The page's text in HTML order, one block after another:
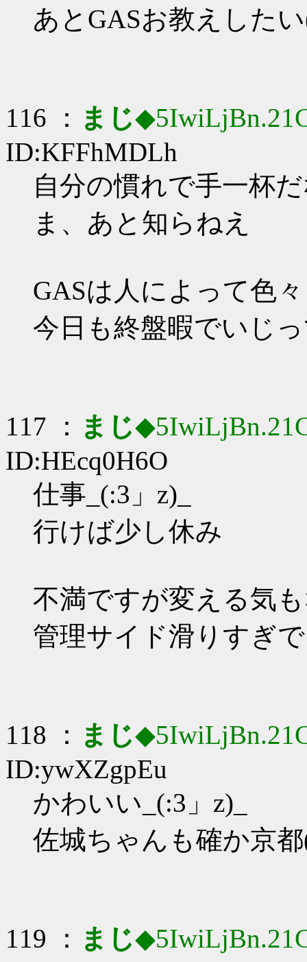
あとGASお教えした
116 ： まじ
ID:KFFhMDLh
自分の慣れで手一杯
ま、あと知らねえ
GASは人によって色々
今日も終盤暇でいじ
117 ： まじ
ID:HEcq0H6O
仕事_(:3」z)_
行けば少し休み
不満ですが変える気
管理サイド滑りすぎ
118 ： まじ
ID:ywXZgpEu
かわいい_(:3」z)_
佐城ちゃんも確か京
119 ： まじ